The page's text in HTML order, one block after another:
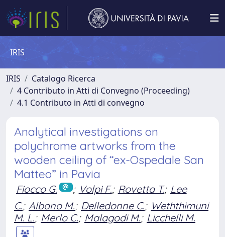
IRIS
IRIS
Catalogo Ricerca
4 Contributo in Atti di Convegno (Proceeding)
4.1 Contributo in Atti di convegno
Analytical investigations on
polychrome artworks from the
wooden ceiling of “ex-Ospedale San
Matteo” in Pavia
Fiocco G. ; Volpi F.; Rovetta T.; Lee
C.; Albano M.; Delledonne C.; Weththimuni
M. L.; Merlo C.; Malagodi M.; Licchelli M.